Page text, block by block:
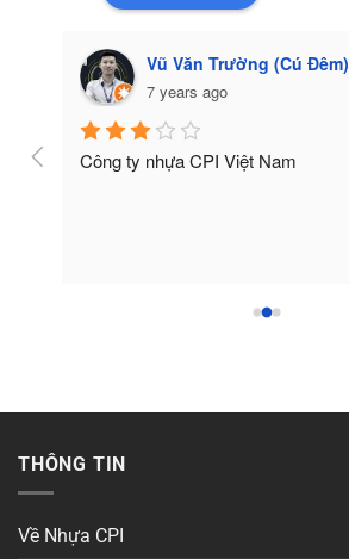
Vũ Văn Trường (Cú Đêm)
7 years ago
Công ty nhựa CPI Việt Nam
THÔNG TIN
Về Nhựa CPI